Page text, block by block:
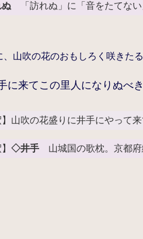
ぬ「訪れぬ」に「音をたてない
、山吹の花のおもしろく咲きた
に来てこの里人になりぬべ
】山吹の花盛りに井手にやって来
◇井手山城国の歌枕。京都府